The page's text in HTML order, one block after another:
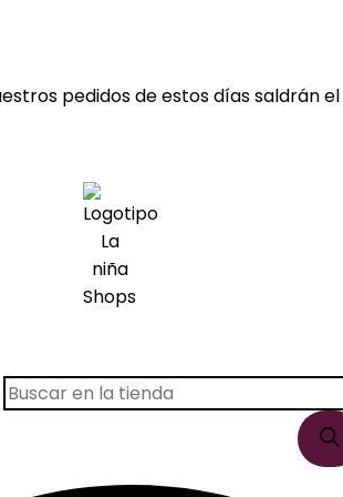
pedidos de estos días saldrán